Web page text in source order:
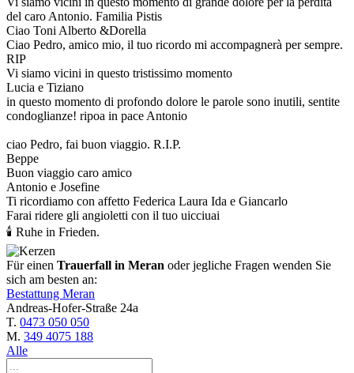
del caro Antonio. Familia Pistis
Ciao Toni Alberto &Dorella
Ciao Pedro, amico mio, il tuo ricordo mi accompagnerà per sempre.
RIP
Vi siamo vicini in questo tristissimo momento
Lucia e Tiziano
in questo momento di profondo dolore le parole sono inutili, sentite
condoglianze! ripoa in pace Antonio
ciao Pedro, fai buon viaggio. R.I.P.
Beppe
Buon viaggio caro amico
Antonio e Josefine
Ti ricordiamo con affetto Federica Laura Ida e Giancarlo
Farai ridere gli angioletti con il tuo uicciuai
🕯 Ruhe in Frieden.
Für einen Trauerfall in Meran oder jegliche Fragen wenden Sie
sich am besten an:
Bestattung Meran
Andreas-Hofer-Straße 24a
T. 0473 050 050
M. 349 4075 188
Alle